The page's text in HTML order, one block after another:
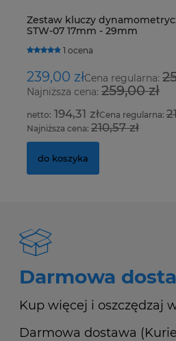
Zestaw kluczy
STW-07 17mm - 29mm
1 ocena
239,00 złCena regularna:
Najniższa cena: 259,00 zł
194,31 złCena regularna:
Najniższa cena: 210,57 zł
do koszyka
Darmowa
Kup więcej i oszczędzaj
Darmowa dostawa